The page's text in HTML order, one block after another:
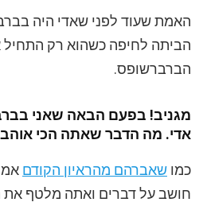
האמת שעוד לפני שאדי היה
הביתה לחיפה כשהוא רק התחיל
הברברשופס.
מגניב! בפעם הבאה שאני
אדי. מה הדבר שאתה הכי אוהב
כמו שאברהם מהראיון הקודם
חושב על דברים ואתה מלטף את